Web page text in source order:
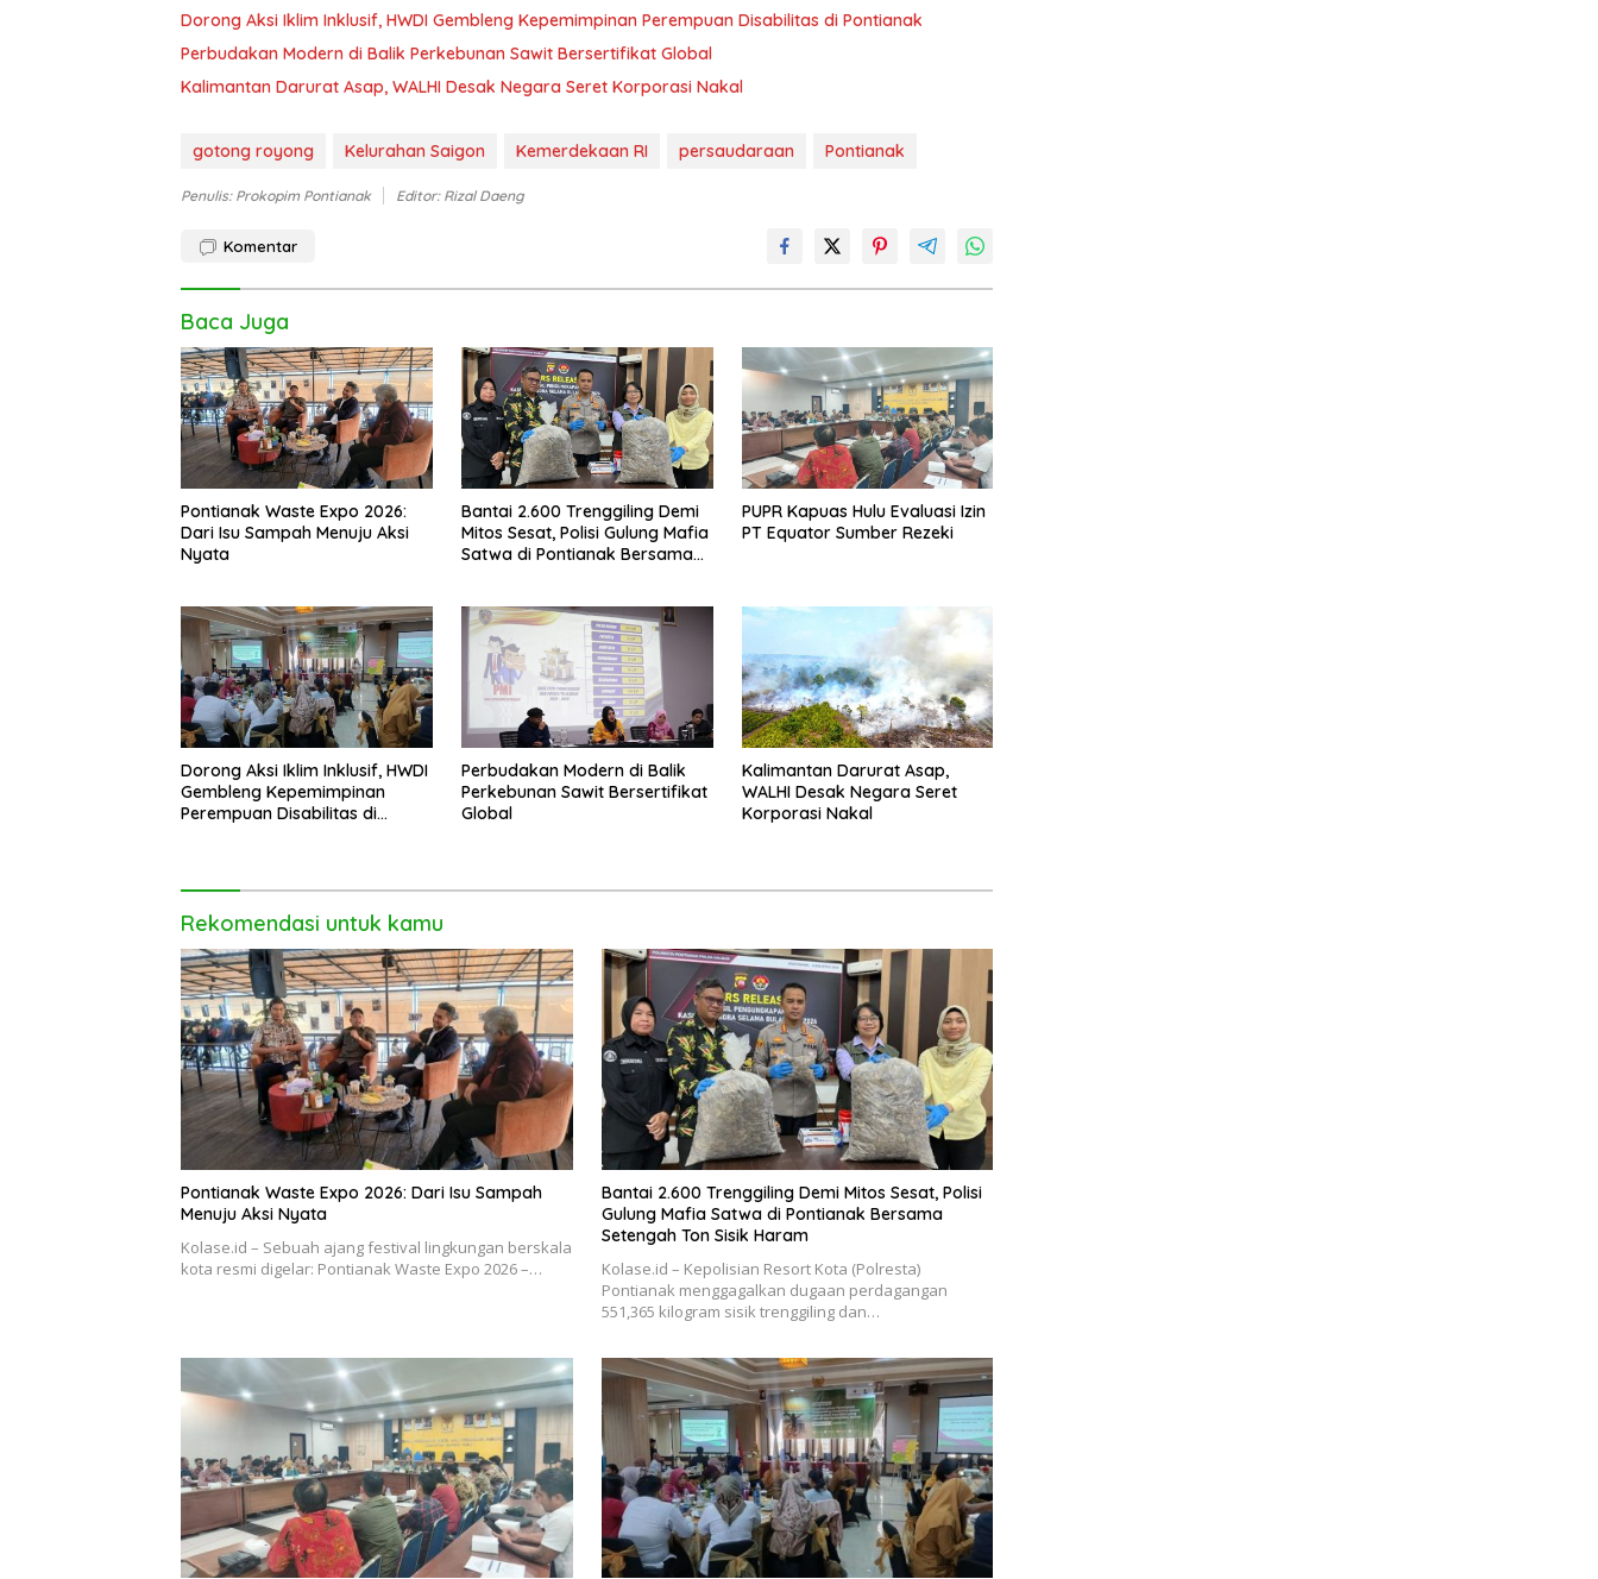
Dorong Aksi Iklim Inklusif, HWDI Gembleng Kepemimpinan Perempuan Disabilitas di Pontianak
Perbudakan Modern di Balik Perkebunan Sawit Bersertifikat Global
Kalimantan Darurat Asap, WALHI Desak Negara Seret Korporasi Nakal
gotong royong Kelurahan Saigon Kemerdekaan RI persaudaraan Pontianak
Penulis: Prokopim Pontianak Editor: Rizal Daeng
Komentar
Baca Juga
Pontianak Waste Expo 2026:
Dari Isu Sampah Menuju Aksi
Nyata
Bantai 2.600 Trenggiling Demi
Mitos Sesat, Polisi Gulung Mafia
Satwa di Pontianak Bersama
PUPR Kapuas Hulu Evaluasi Izin
PT Equator Sumber Rezeki
Dorong Aksi Iklim Inklusif, HWDI
Gembleng Kepemimpinan
Perempuan Disabilitas di
Perbudakan Modern di Balik
Perkebunan Sawit Bersertifikat
Global
Kalimantan Darurat Asap,
WALHI Desak Negara Seret
Korporasi Nakal
Rekomendasi untuk kamu
Pontianak Waste Expo 2026: Dari Isu Sampah
Menuju Aksi Nyata
Kolase.id – Sebuah ajang festival lingkungan berskala
kota resmi digelar: Pontianak Waste Expo 2026 –…
Bantai 2.600 Trenggiling Demi Mitos Sesat, Polisi
Gulung Mafia Satwa di Pontianak Bersama
Setengah Ton Sisik Haram
Kolase.id – Kepolisian Resort Kota (Polresta)
Pontianak menggagalkan dugaan perdagangan
551,365 kilogram sisik trenggiling dan…